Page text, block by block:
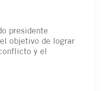
presidente
objetivo de lograr
y el